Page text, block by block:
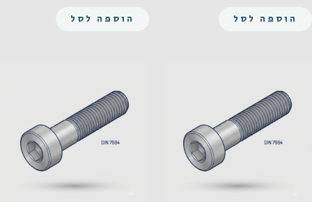
הוספה לסל הוספה לסל